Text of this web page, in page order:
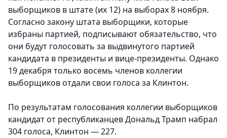
выборщиков в штате (их 12) на выборах 8 ноября.
Согласно закону штата выборщики, которые
избраны партией, подписывают обязательство, что
они будут голосовать за выдвинутого партией
кандидата в президенты и вице-президенты. Однако
19 декабря только восемь членов коллегии
выборщиков отдали свои голоса за Клинтон.
По результатам голосования коллегии выборщиков
кандидат от республиканцев Дональд Трамп набрал
304 голоса, Клинтон — 227.